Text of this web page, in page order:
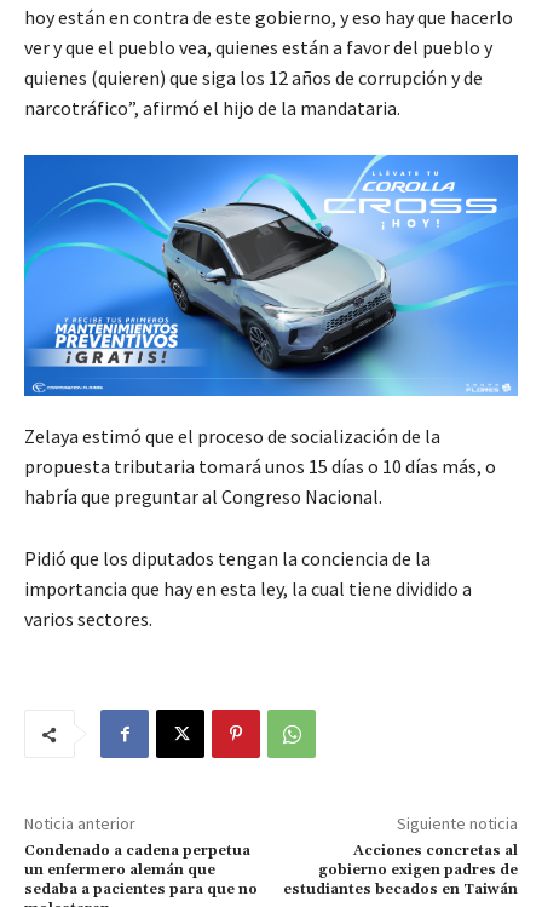
hoy están en contra de este gobierno, y eso hay que hacerlo
ver y que el pueblo vea, quienes están a favor del pueblo y
quienes (quieren) que siga los 12 años de corrupción y de
narcotráfico”, afirmó el hijo de la mandataria.
Zelaya estimó que el proceso de socialización de la
propuesta tributaria tomará unos 15 días o 10 días más, o
habría que preguntar al Congreso Nacional.
Pidió que los diputados tengan la conciencia de la
importancia que hay en esta ley, la cual tiene dividido a
varios sectores.
Noticia anterior
Condenado a cadena perpetua
un enfermero alemán que
sedaba a pacientes para que no
Siguiente noticia
Acciones concretas al
gobierno exigen padres de
estudiantes becados en Taiwán